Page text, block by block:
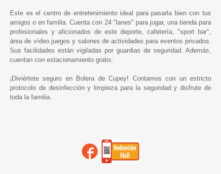
Este es el centro de entretenimiento ideal para pasarla bien con tus
amigos o en familia. Cuenta con 24 "lanes" para jugar, una tienda para
profesionales y aficionados de este deporte, cafetería, "sport bar",
área de vídeo juegos y salones de actividades para eventos privados.
Sus facilidades están vigiladas por guardias de seguridad. Además,
cuentan con estacionamiento gratis.
¡Diviértete seguro en Bolera de Cupey! Contamos con un estricto
protocolo de desinfección y limpieza para la seguridad y disfrute de
toda la familia.